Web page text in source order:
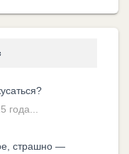
года...
страшно —